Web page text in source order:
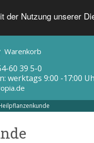
Nutzung unserer
Warenkorb
60 39 5-0
werktags 9:00 -17:00